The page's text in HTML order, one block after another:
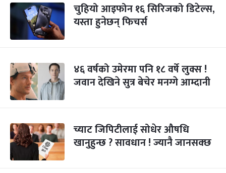
चुहियो आइफोन १६ सिरिजको डिटेल्स,
यस्ता हुनेछन् फिचर्स
४६ वर्षको उमेरमा पनि १८ वर्षे लुक्स !
जवान देखिने सुत्र बेचेर मनग्गे आम्दानी
च्याट जिपिटीलाई सोधेर औषधि
खानुहुन्छ ? सावधान ! ज्यानै जानसक्छ